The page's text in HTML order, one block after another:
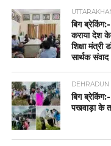
बिग
कराया देश
शिक्षा
सार्थक संवाद
बिग ब्रेकिंग:-
पखवाड़ा के